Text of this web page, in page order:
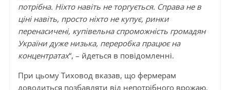
потрібна. Ніхто навіть не торгується. Справа не в
ціні навіть, просто ніхто не купує, ринки
перенасичені, купівельна спроможність громадян
України дуже низька, переробка працює на
концентратах“, – йдеться в повідомленні.
При цьому Тиховод вказав, що фермерам
доводиться позбавляти від непотрібного врожаю.